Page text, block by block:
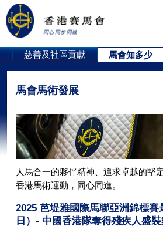
慈善及社區貢獻 馬會知多少
馬會馬術發展
人馬合一的夥伴精神、追求卓越的堅
香港馬術運動，同心同進。
2025 芭堤雅國際馬聯亞洲錦標賽
日）- 中國香港隊奪得殘疾人盛